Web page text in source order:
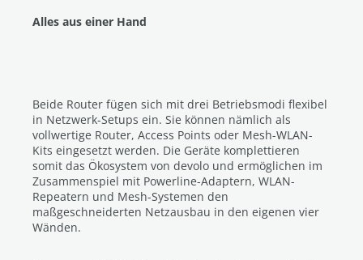
Alles aus einer Hand
Beide Router fügen sich mit drei Betriebsmodi flexibel
in Netzwerk-Setups ein. Sie können nämlich als
vollwertige Router, Access Points oder Mesh-WLAN-
Kits eingesetzt werden. Die Geräte komplettieren
somit das Ökosystem von devolo und ermöglichen im
Zusammenspiel mit Powerline-Adaptern, WLAN-
Repeatern und Mesh-Systemen den
maßgeschneiderten Netzausbau in den eigenen vier
Wänden.